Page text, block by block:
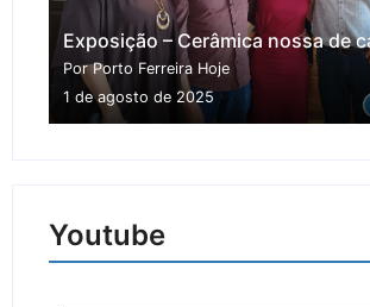
Exposição – Cerâmica nossa de
Por Porto Ferreira Hoje
1 de agosto de 2025
Youtube